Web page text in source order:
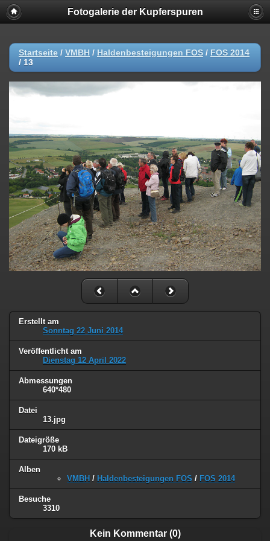
Fotogalerie der Kupferspuren
Startseite / VMBH / Haldenbesteigungen FOS / FOS 2014
/ 13
Erstellt am
Sonntag 22 Juni 2014
Veröffentlicht am
Dienstag 12 April 2022
Abmessungen
640*480
Datei
13.jpg
Dateigröße
170 kB
Alben
VMBH / Haldenbesteigungen FOS / FOS 2014
Besuche
3310
Kein Kommentar (0)